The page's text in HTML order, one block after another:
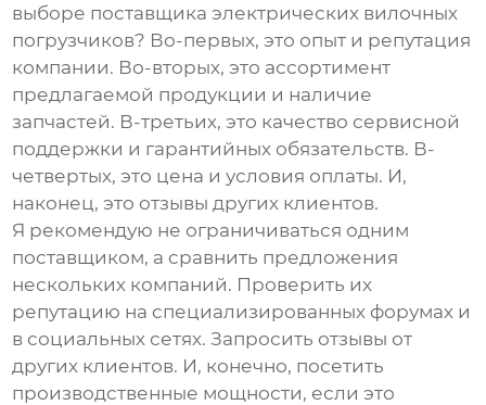
выборе поставщикаэлектрических вилочных
погрузчиков? Во-первых, это опыт и репутация
компании. Во-вторых, это ассортимент
предлагаемой продукции и наличие
запчастей. В-третьих, это качество сервисной
поддержки и гарантийных обязательств. В-
четвертых, это цена и условия оплаты. И,
наконец, это отзывы других клиентов.
Я рекомендую не ограничиваться одним
поставщиком, а сравнить предложения
нескольких компаний. Проверить их
репутацию на специализированных форумах и
в социальных сетях. Запросить отзывы от
других клиентов. И, конечно, посетить
производственные мощности, если это